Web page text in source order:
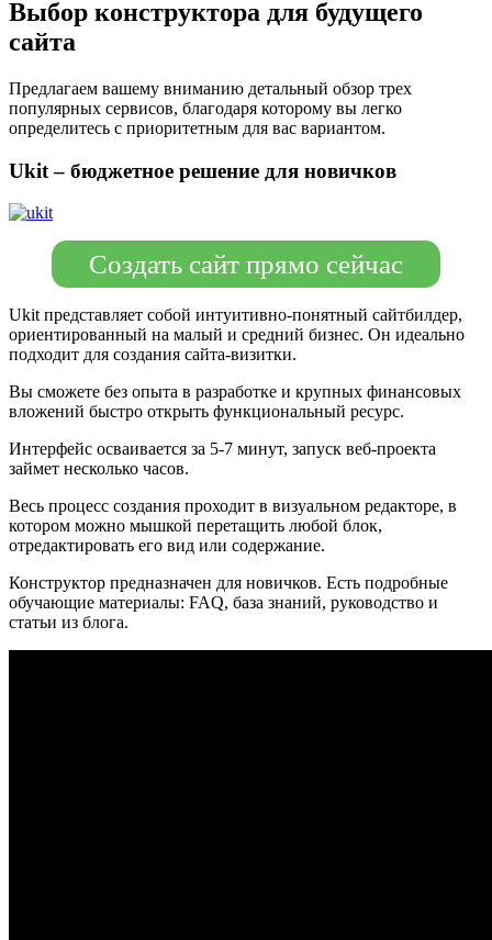
Выбор конструктора для будущего
сайта
Предлагаем вашему вниманию детальный обзор трех
популярных сервисов, благодаря которому вы легко
определитесь с приоритетным для вас вариантом.
Ukit – бюджетное решение для новичков
Создать сайт прямо сейчас
Ukit представляет собой интуитивно-понятный сайтбилдер,
ориентированный на малый и средний бизнес. Он идеально
подходит для создания сайта-визитки.
Вы сможете без опыта в разработке и крупных финансовых
вложений быстро открыть функциональный ресурс.
Интерфейс осваивается за 5-7 минут, запуск веб-проекта
займет несколько часов.
Весь процесс создания проходит в визуальном редакторе, в
котором можно мышкой перетащить любой блок,
отредактировать его вид или содержание.
Конструктор предназначен для новичков. Есть подробные
обучающие материалы: FAQ, база знаний, руководство и
статьи из блога.